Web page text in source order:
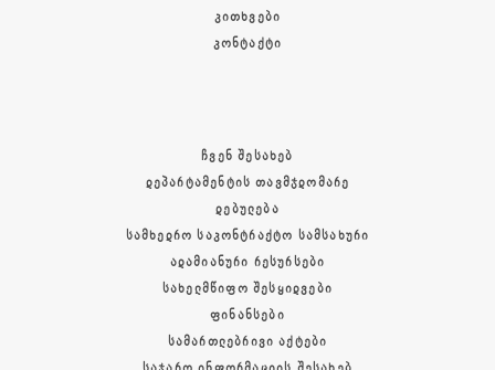
ᲙᲘᲗᲮᲕᲔᲑᲘ
ᲙᲝᲜᲢᲐᲥᲢᲘ
ᲩᲕᲔᲜ ᲨᲔᲡᲐᲮᲔᲑ
ᲓᲔᲞᲐᲠᲢᲐᲛᲔᲜᲢᲘᲡ ᲗᲐᲕᲛᲯᲓᲝᲛᲐᲠᲔ
ᲓᲔᲑᲣᲚᲔᲑᲐ
ᲡᲐᲛᲮᲔᲓᲠᲝ ᲡᲐᲙᲝᲜᲢᲠᲐᲥᲢᲝ ᲡᲐᲛᲡᲐᲮᲣᲠᲘ
ᲐᲓᲐᲛᲘᲐᲜᲣᲠᲘ ᲠᲔᲡᲣᲠᲡᲔᲑᲘ
ᲡᲐᲮᲔᲚᲛᲬᲘᲤᲝ ᲨᲔᲡᲧᲘᲓᲕᲔᲑᲘ
ᲤᲘᲜᲐᲜᲡᲔᲑᲘ
ᲡᲐᲛᲐᲠᲗᲚᲔᲑᲠᲘᲕᲘ ᲐᲥᲢᲔᲑᲘ